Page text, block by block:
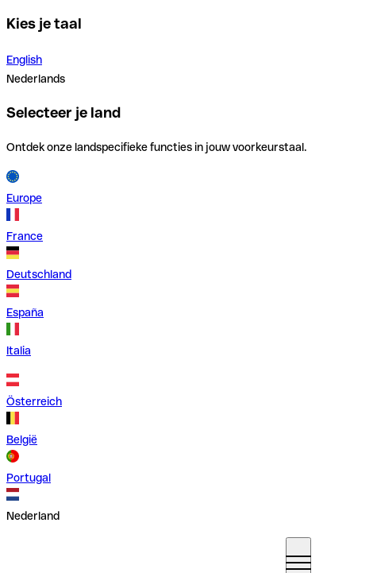
Kies je taal
English
Nederlands
Selecteer je land
Ontdek onze landspecifieke functies in jouw voorkeurstaal.
Europe
France
Deutschland
España
Italia
Österreich
België
Portugal
Nederland